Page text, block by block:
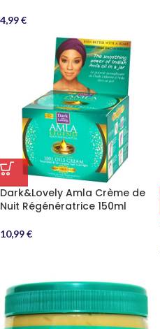
4,99€
Dark&Lovely Amla Crème de
Nuit Régénératrice 150ml
10,99€